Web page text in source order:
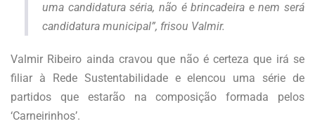
uma candidatura séria, não é brincadeira e nem será
candidatura municipal”, frisou Valmir.
Valmir Ribeiro ainda cravou que não é certeza que irá se
filiar à Rede Sustentabilidade e elencou uma série de
partidos que estarão na composição formada pelos
‘Carneirinhos’.